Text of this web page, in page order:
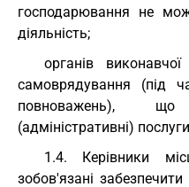
господарювання не
діяльність;
органів
самоврядування (під
повноважень),
(адміністративні)
1.4. Керівники
зобов'язані